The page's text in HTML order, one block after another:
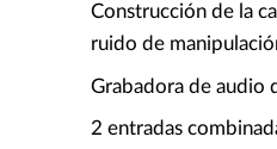
Construcción de la
ruido de
Grabadora de audio
2 entradas